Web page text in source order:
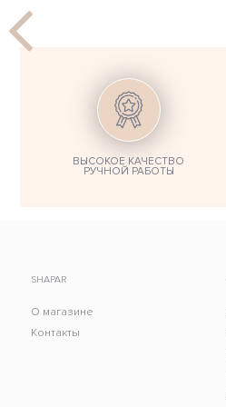
ВЫСОКОЕ КАЧЕСТВО
РУЧНОЙ РАБОТЫ
SHAPAR
О магазине
Контакты